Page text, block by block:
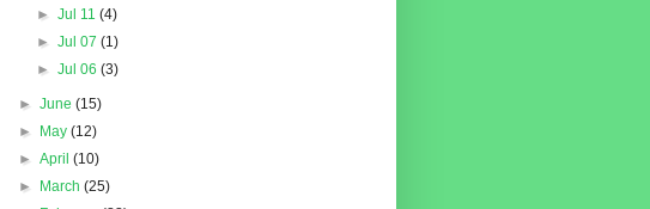
► Jul 11 (4)
► Jul 07 (1)
► Jul 06 (3)
►June (15)
►
May (12)
►April (10)
►
March (25)